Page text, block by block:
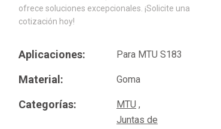
ofrece soluciones excepcionales. ¡Solicite una
cotización hoy!
Aplicaciones: Para MTU S183
Material: Goma
Categorías:
MTU
Juntas de